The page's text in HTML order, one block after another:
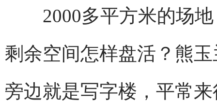
2000多平方米的场地
剩余空间怎样盘活？熊
旁边就是写字楼，平常